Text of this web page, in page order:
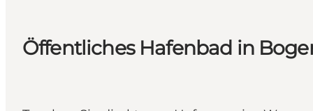
Öffentliches Hafenbad in